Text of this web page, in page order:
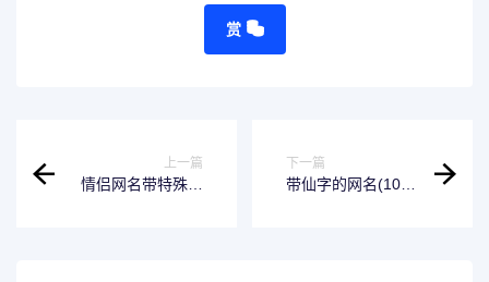
赏
上一篇
情侣网名带特殊符
下一篇
带仙字的网名(100